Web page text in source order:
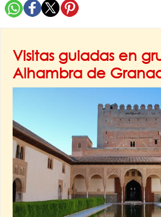
Visitas guiadas en
Alhambra de